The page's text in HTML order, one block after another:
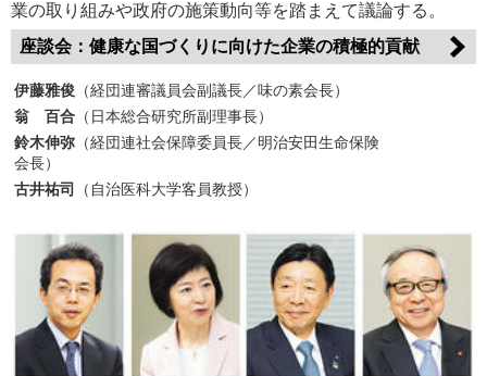
業の取り組みや政府の施策動向等を踏まえて議論する。
座談会：健康な国づくりに向けた企業の積極的貢献
伊藤雅俊 （経団連審議員会副議長／味の素会長）
翁 百合 （日本総合研究所副理事長）
鈴木伸弥 （経団連社会保障委員長／明治安田生命保険
会長）
古井祐司
（自治医科大学客員教授）